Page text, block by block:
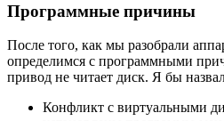
Программные причины
После того, как мы разобрали
определимся с программными
привод не читает диск. Я бы
Конфликт с виртуальными